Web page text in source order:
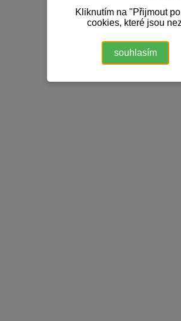
Kliknutím na "Přijmout
cookies, které jsou
souhlasím